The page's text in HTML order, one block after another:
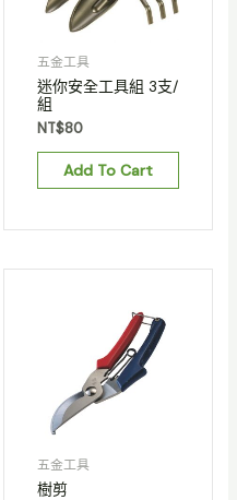
五金工具
迷你安全工具組 3支/
組
NT$80
Add To Cart
五金工具
樹剪